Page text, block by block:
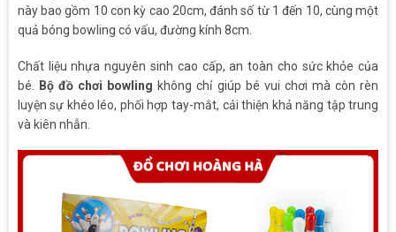
này bao gồm 10 con kỳ cao 20cm, đánh số từ 1 đến 10, cùng một
quả bóng bowling có vấu, đường kính 8cm.
Chất liệu nhựa nguyên sinh cao cấp, an toàn cho sức khỏe của
bé. Bộ đồ chơi bowling không chỉ giúp bé vui chơi mà còn rèn
luyện sự khéo léo, phối hợp tay-mắt, cải thiện khả năng tập trung
và kiên nhẫn.